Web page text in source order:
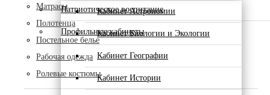
Патриотическое воспитание
Профильные кабинеты
Кабинет Астрономии
Кабинет Биологии и Экологии
Кабинет Географии
Кабинет Истории
Матрасы
Полотенца
Постельное белье
Рабочая одежда
Ролевые костюмы